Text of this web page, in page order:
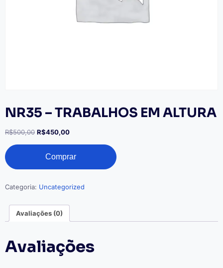
NR35 – TRABALHOS EM ALTURA
R$500,00 O
era:
R$500,00.
R$450,00O
é:
R$450,00.
NR35
-
TRABALHOS
ALTURA
Comprar
Categoria: Uncategorized
Avaliações (0)
Avaliações